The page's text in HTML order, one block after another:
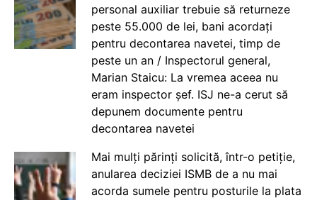
personal auxiliar trebuie să returneze
peste 55.000 de lei, bani acordați
pentru decontarea navetei, timp de
peste un an / Inspectorul general,
Marian Staicu: La vremea aceea nu
eram inspector șef. ISJ ne-a cerut să
depunem documente pentru
decontarea navetei
Mai mulți părinți solicită, într-o petiție,
anularea deciziei ISMB de a nu mai
acorda sumele pentru posturile la plata